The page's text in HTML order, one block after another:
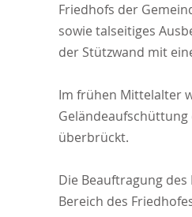
Friedhofs der
sowie talseitiges
der Stützwand mit
Im frühen Mittelalter
überbrückt.
Die Beauftragung
Bereich des